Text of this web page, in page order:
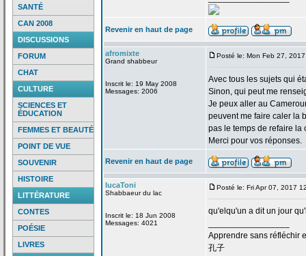
SANTÉ
CAN 2008
DISCUSSIONS
FORUM
CHAT
CULTURE
SCIENCES ET
ÉDUCATION
FEMMES ET BEAUTÉ
POINT DE VUE
SOUVENIR
HISTOIRE
LITTÉRATURE
CONTES
POÉSIE
LIVRES
Revenir en haut de page
afromixte
Grand shabbeur
Inscrit le: 19 May 2008
Messages: 2006
Posté le: Mon Feb 27,
Avec tous les sujets qui
Sinon, qui peut me
Je peux aller au
peuvent me faire caler la
pas le temps de refaire la
Merci pour vos réponses.
Revenir en haut de page
lucaToni
Shabbaeur du lac
Inscrit le: 18 Jun 2008
Messages: 4021
Posté le: Fri Apr 07, 2017
qu'elqu'un a dit un jour
Apprendre sans réfléchir
孔子